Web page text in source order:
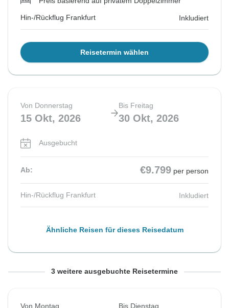
Hin-/Rückflug Frankfurt Inkludiert
Reisetermin wählen
Von Donnerstag
15 Okt, 2026
Bis Freitag
30 Okt, 2026
Ausgebucht
Ab: €9.799 per person
Hin-/Rückflug Frankfurt Inkludiert
Ähnliche Reisen für dieses Reisedatum
Von Freitag Bis Samstag
Von Samstag Bis Sonntag
Von Sonntag Bis Montag
3 weitere ausgebuchte Reisetermine
Von Montag Bis Dienstag